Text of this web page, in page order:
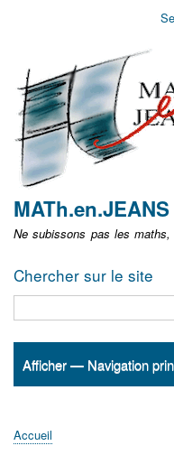
non
identifié
MATh.en.JEANS
Ne subissons pas les
Chercher sur le site
Navigation
Afficher — Navigation
Accueil
ActualitésMATh.en.JEANS ?
Régions et Ateliers
Créer, gérer un atelier
Sujets/Publications
Congrès
Accueil